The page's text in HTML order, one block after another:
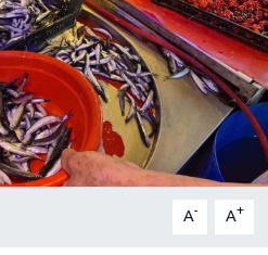
A- A+